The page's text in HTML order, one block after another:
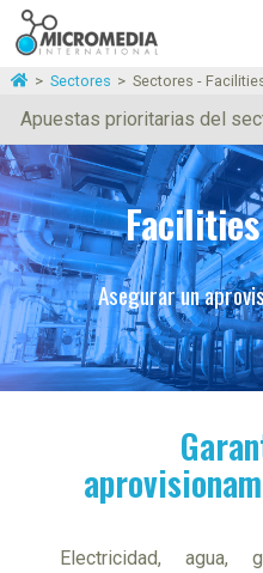
> Sectores > Sectores -
Apuestas prioritarias del
Asegurar un
Electricidad, agua,